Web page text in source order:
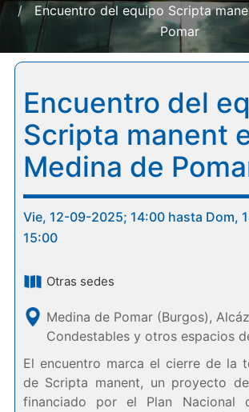
Encuentro del equipo Scripta
Pomar
Encuentro del
Scripta manent
Medina de
Vie, 12-09-2025; 14:00 hasta Dom,
15:00
Otras sedes
Medina de Pomar (Burgos),
Condestables y otros espacios
El encuentro marca el cierre de la
de Scripta manent, un proyecto
financiado por el Plan Nacional